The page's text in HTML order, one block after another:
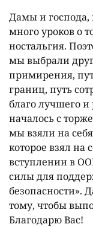
Дамы и господа,
много уроков о
ностальгия.
мы выбрали
примирения,
границ, путь
благо лучшего
началось с
мы взяли на себя
которое взял на
вступлении в
силы для
безопасности».
тому, чтобы
Благодарю Вас!